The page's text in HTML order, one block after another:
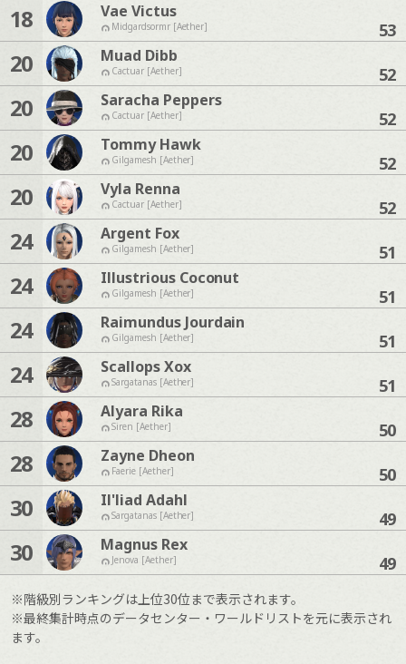
18 Vae Victus
Midgardsormr [Aether] 53
20 Muad Dibb
Cactuar [Aether] 52
20 Saracha Peppers
Cactuar [Aether] 52
20 Tommy Hawk
Gilgamesh [Aether] 52
20 Vyla Renna
Cactuar [Aether] 52
24 Argent Fox
Gilgamesh [Aether] 51
24 Illustrious Coconut
Gilgamesh [Aether] 51
24 Raimundus Jourdain
Gilgamesh [Aether] 51
24 Scallops Xox
Sargatanas [Aether] 51
28 Alyara Rika
Siren [Aether] 50
28 Zayne Dheon
Faerie [Aether] 50
30 Il'liad Adahl
Sargatanas [Aether] 49
30 Magnus Rex
Jenova [Aether] 49
※階級別ランキングは上位30位まで表示されます。
※最終集計時点のデータセンター・ワールドリストを元に表示され
ます。